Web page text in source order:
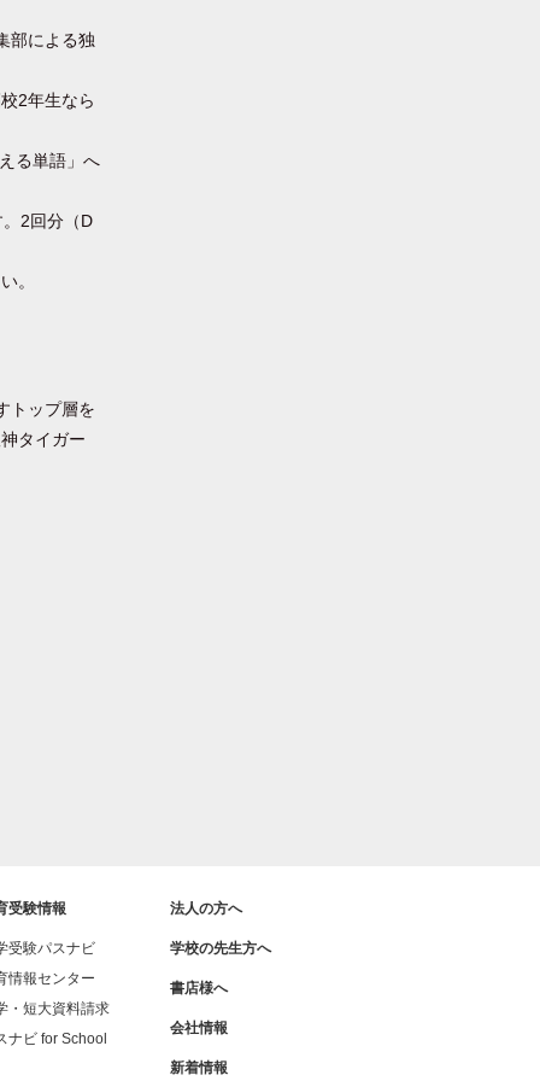
部による独
2年生なら
る単語」へ
2回分（D
。
トップ層を
タイガー
受験情報
受験パスナビ
情報センター
・短大資料請求
ナビ for School
法人の方へ
学校の先生方へ
書店様へ
会社情報
新着情報